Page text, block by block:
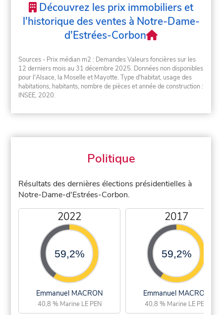
Découvrez les prix immobiliers et
l'historique des ventes à Notre-Dame-
d'Estrées-Corbon
Sources - Prix médian m2 : Demandes Valeurs foncières sur les
12 derniers mois au 31 décembre 2025. Données non disponibles
pour l'Alsace, la Moselle et Mayotte. Type d'habitat, usage des
habitations, habitants, nombre de pièces et année de construction :
INSEE, 2020.
Politique
Résultats des dernières élections présidentielles à
Notre-Dame-d'Estrées-Corbon.
2022
59,2%
Emmanuel MACRON
40,8 % Marine LE PEN
2017
59,2%
Emmanuel MACRON
40,8 % Marine LE PEN